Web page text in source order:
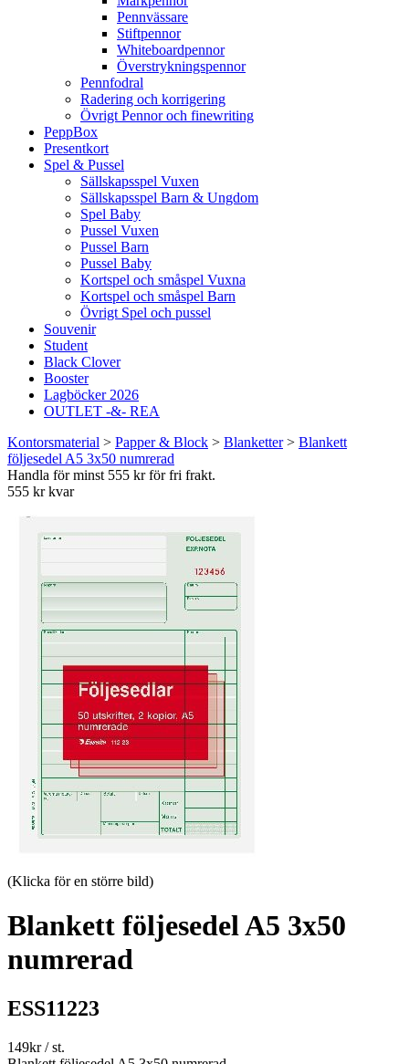
Pennvässare
Stiftpennor
Whiteboardpennor
Överstrykningspennor
Pennfodral
Radering och korrigering
Övrigt Pennor och finewriting
PeppBox
Presentkort
Spel & Pussel
Sällskapsspel Vuxen
Sällskapsspel Barn & Ungdom
Spel Baby
Pussel Vuxen
Pussel Barn
Pussel Baby
Kortspel och småspel Vuxna
Kortspel och småspel Barn
Övrigt Spel och pussel
Souvenir
Student
Black Clover
Booster
Lagböcker 2026
OUTLET -&- REA
Kontorsmaterial > Papper & Block > Blanketter> Blankett
följesedel A5 3x50 numrerad
Handla för minst 555 kr för fri frakt.
555 kr kvar
(Klicka för en större bild)
Blankett följesedel A5 3x50
numrerad
ESS11223
149kr/ st.